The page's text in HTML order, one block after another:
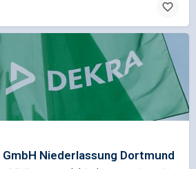
GmbH Niederlassung Dortmund